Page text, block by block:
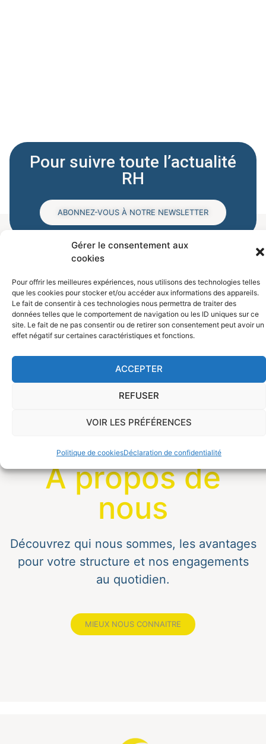
Gérer le consentement aux
cookies
Pour offrir les meilleures expériences, nous utilisons des technologies telles
que les cookies pour stocker et/ou accéder aux informations des appareils.
Le fait de consentir à ces technologies nous permettra de traiter des
données telles que le comportement de navigation ou les ID uniques sur ce
site. Le fait de ne pas consentir ou de retirer son consentement peut avoir un
effet négatif sur certaines caractéristiques et fonctions.
ACCEPTER
REFUSER
VOIR LES PRÉFÉRENCES
Politique de cookiesDéclaration de confidentialité
Pour suivre toute l’actualité
RH
ABONNEZ-VOUS À NOTRE NEWSLETTER
À propos de
nous
Découvrez qui nous sommes, les avantages
pour votre structure et nos engagements
au quotidien.
MIEUX NOUS CONNAITRE